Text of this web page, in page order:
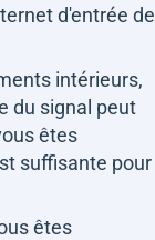
d'entrée de
intérieurs,
du signal peut
êtes
suffisante pour
êtes